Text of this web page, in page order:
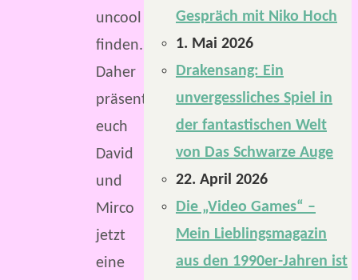
uncool
finden.
Daher
präsentieren
euch
David
und
Mirco
jetzt
eine
Gespräch mit Niko Hoch
1. Mai 2026
Drakensang: Ein
unvergessliches Spiel in
der fantastischen Welt
von Das Schwarze Auge
22. April 2026
Die „Video Games“ –
Mein Lieblingsmagazin
aus den 1990er-Jahren ist